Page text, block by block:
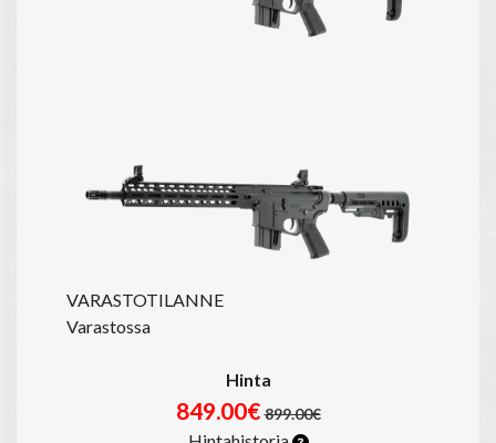
VARASTOTILANNE
Varastossa
Hinta
849.00€ 899.00€